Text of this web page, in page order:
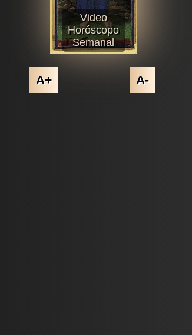
Video
Horóscopo
Semanal
A+ A-